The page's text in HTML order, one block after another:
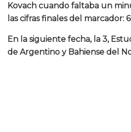
Kovach cuando faltaba un
las cifras finales del marcador:
En la siguiente fecha, la 3,
de Argentino y Bahiense del